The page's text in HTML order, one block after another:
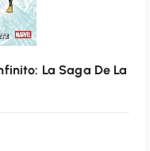
La Saga De La